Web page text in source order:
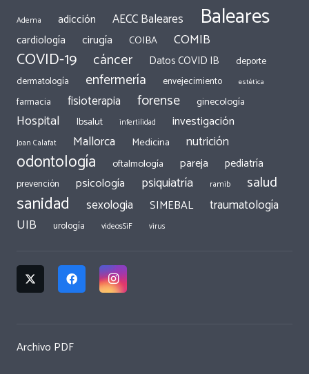
Adema adicción AECC Baleares Baleares
cardiología cirugía COIBA COMIB
COVID-19 cáncer Datos COVID IB
deporte
dermatología
enfermería envejecimiento estética
farmacia fisioterapia forense ginecología
Hospital Ibsalut infertilidad investigación
Joan Calafat Mallorca Medicina nutrición
odontología oftalmología pareja pediatría
prevención psicología psiquiatría ramib salud
sanidad sexologia SIMEBAL traumatología
UIB urología videosSiF virus
Archivo PDF